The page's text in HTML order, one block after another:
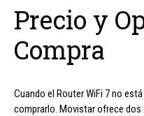
Precio y
Compra
Cuando el Router WiFi 7 no
comprarlo. Movistar ofrece